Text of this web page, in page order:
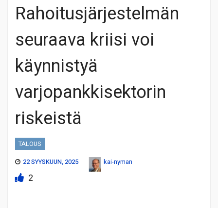
Rahoitusjärjestelmän
seuraava kriisi voi
käynnistyä
varjopankkisektorin
riskeistä
TALOUS
22 SYYSKUUN, 2025
kai-nyman
2